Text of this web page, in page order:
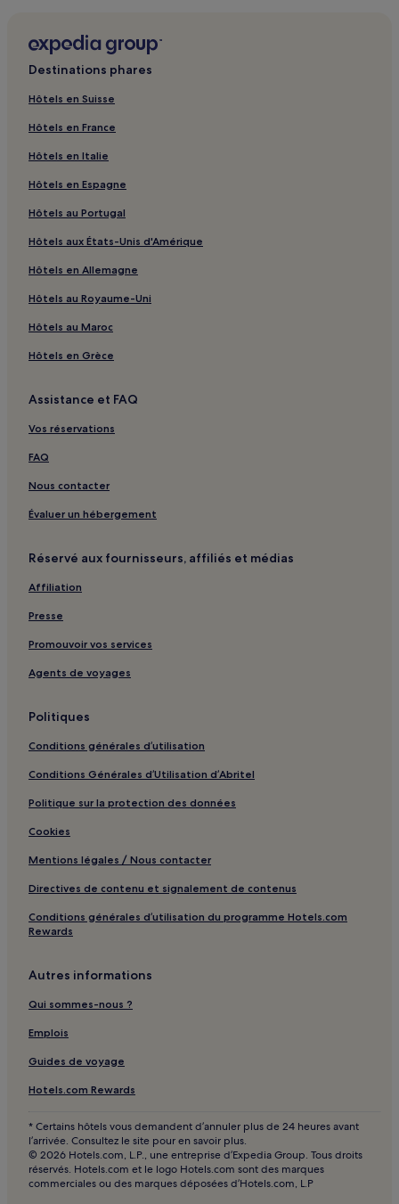
Corfou : hôtels Hôtels de plage
Naxos : hôtels
Mykonos : hôtels Hôtels pas chers
Mykonos : hôtels 5 étoiles
Mykonos : hôtels
Paros : hôtels 3 étoiles
Paros : hôtels
Héraklion : hôtels Hôtels avec piscine
Héraklion : hôtels 5 étoiles
Hydra : hôtels 4 étoiles
Réthymnon : hôtels 3 étoiles
Rhodes : Villas
Rhodes : hôtels 4 étoiles
Rhodes : hôtels 5 étoiles
Rhodes : hôtels Hôtels de plage
Rhodes : hôtels
Samos : hôtels 2 étoiles
Spetses : hôtels
Santorin : Villas
Santorin : hôtels Hôtels avec spa
Tinos : hôtels 2 étoiles
Tinos : hôtels Hôtels de plage
Kalamata : hôtels Hôtels avec spa
Sivota : Appartements à louer
Antiparos : hôtels
Agia Pelagia : Maison d’hôtes
Kriopigi : hôtels
Hanioti : hôtels Hôtels de plage
Sithonia : hôtels 5 étoiles
Milos : hôtels
Mykonos : hôtels Hôtels familiaux
Mykonos : hôtels
Syros : hôtels
Destinations phares
Hôtels en Suisse
Hôtels en France
Hôtels en Italie
Hôtels en Espagne
Hôtels au Portugal
Hôtels aux États-Unis d'Amérique
Hôtels en Allemagne
Hôtels au Royaume-Uni
Hôtels au Maroc
Hôtels en Grèce
Assistance et FAQ
Vos réservations
FAQ
Nous contacter
Évaluer un hébergement
Réservé aux fournisseurs, affiliés et médias
Affiliation
Presse
Promouvoir vos services
Agents de voyages
Politiques
Conditions générales d’utilisation
Conditions Générales d’Utilisation d’Abritel
Politique sur la protection des données
Cookies
Mentions légales / Nous contacter
Directives de contenu et signalement de contenus
Conditions générales d’utilisation du programme Hotels.com
Rewards
Autres informations
Qui sommes-nous ?
Emplois
Guides de voyage
Hotels.com Rewards
* Certains hôtels vous demandent d’annuler plus de 24 heures avant
l’arrivée. Consultez le site pour en savoir plus.
© 2026 Hotels.com, L.P., une entreprise d’Expedia Group. Tous droits
réservés. Hotels.com et le logo Hotels.com sont des marques
commerciales ou des marques déposées d’Hotels.com, L.P